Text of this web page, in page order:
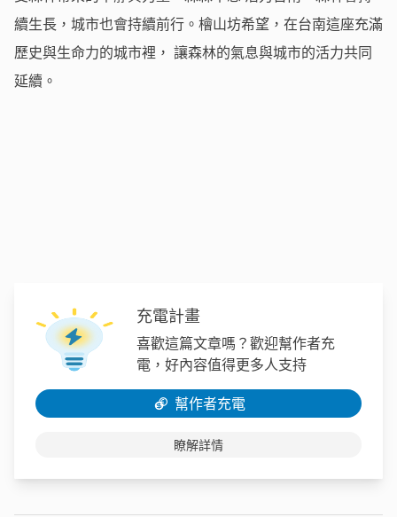
續生長，城市也會持續前行。檜山坊希望，在台南這座充滿
歷史與生命力的城市裡， 讓森林的氣息與城市的活力共同
延續。
充電計畫
喜歡這篇文章嗎？歡迎幫作者充
電，好內容值得更多人支持
幫作者充電
瞭解詳情